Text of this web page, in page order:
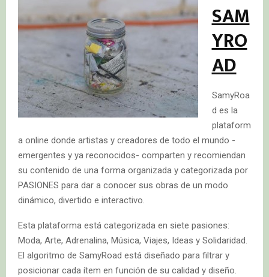
SAM
YRO
AD
SamyRoa
d es la
plataform
a online donde artistas y creadores de todo el mundo -
emergentes y ya reconocidos- comparten y recomiendan
su contenido de una forma organizada y categorizada por
PASIONES para dar a conocer sus obras de un modo
dinámico, divertido e interactivo.
Esta plataforma está categorizada en siete pasiones:
Moda, Arte, Adrenalina, Música, Viajes, Ideas y Solidaridad.
El algoritmo de SamyRoad está diseñado para filtrar y
posicionar cada ítem en función de su calidad y diseño.